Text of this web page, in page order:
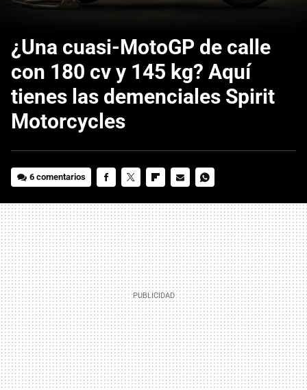
¿Una cuasi-MotoGP de calle
con 180 cv y 145 kg? Aquí
tienes las demenciales Spirit
Motorcycles
6 comentarios
MAIL